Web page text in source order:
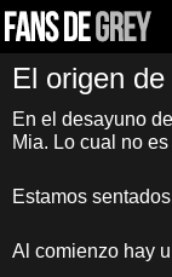
El origen
En el desayuno
Mia. Lo cual no
Estamos
Al comienzo hay